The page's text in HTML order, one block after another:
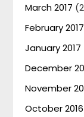
March 2017
February 2017
January 2017
December
November
October 2016